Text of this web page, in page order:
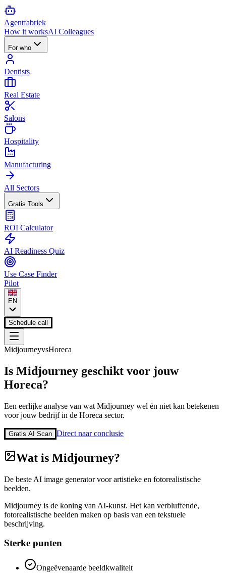
Agentfabriek
How it worksAI Colleagues
For who
Dentists
Real Estate
Salons
Hospitality
Manufacturing
All Sectors
Gratis Tools
ROI Calculator
AI Readiness Quiz
Use Case Finder
Pilot
EN
Schedule call
MidjourneyvsHoreca
Is Midjourney geschikt voor jouw
Horeca?
Een eerlijke analyse van wat Midjourney wel én niet kan betekenen
voor jouw bedrijf in de Horeca sector.
Gratis AI Scan Direct naar conclusie
Wat is Midjourney?
De beste AI image generator voor artistieke en fotorealistische
beelden.
Midjourney is de koning van AI-kunst. Het kan verbluffende,
fotorealistische beelden maken op basis van een tekstuele
beschrijving.
Sterke punten
Ongeëvenaarde beeldkwaliteit